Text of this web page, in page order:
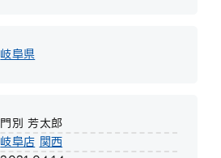
岐阜県
門別 芳太郎
岐阜店 関西